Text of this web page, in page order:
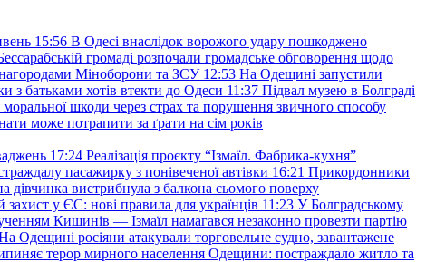
15:56 В Одесі внаслідок ворожого удару пошкоджено
громаді розпочали громадське обговорення щодо
нагородами Міноборони та ЗСУ 12:53 На Одещині запустили
з батьками хотів втекти до Одеси 11:37 Підвал музею в Болграді
шкоди через страх та порушення звичного способу
може потрапити за ґрати на сім років
17:24 Реалізація проєкту “Ізмаїл. Фабрика-кухня”
пасажирку з понівеченої автівки 16:21 Прикордонники
дівчинка вистрибнула з балкона сьомого поверху
у ЄС: нові правила для українців 11:23 У Болградському
Кишинів — Ізмаїл намагався незаконно провезти партію
Одещині росіяни атакували торговельне судно, завантажене
терор мирного населення Одещини: постраждало житло та